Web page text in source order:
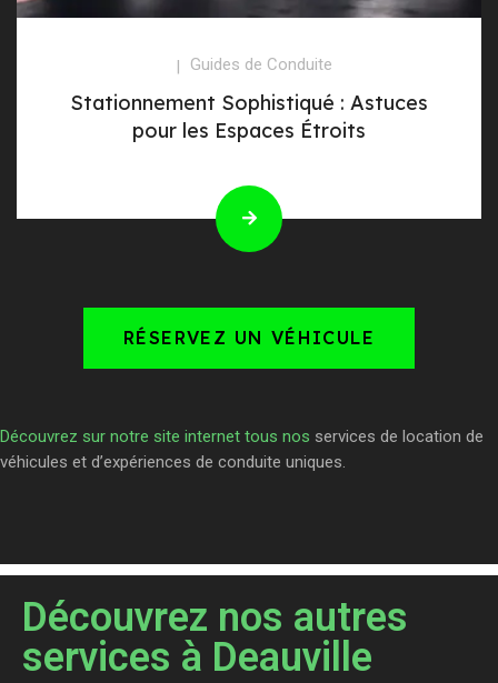
Guides de Conduite
Stationnement Sophistiqué : Astuces
pour les Espaces Étroits
RÉSERVEZ UN VÉHICULE
Découvrez sur notre site internet tous nos services de location de
véhicules et d’expériences de conduite uniques.
Découvrez nos autres
services à Deauville